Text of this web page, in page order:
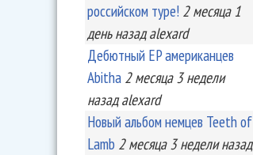
российском туре! 2 месяца 1
деньназад alexard
Дебютный EP американцев
Abitha 2 месяца 3 недели
назад alexard
Новый альбом немцев Teeth of
Lamb 2 месяца 3 неделиназад